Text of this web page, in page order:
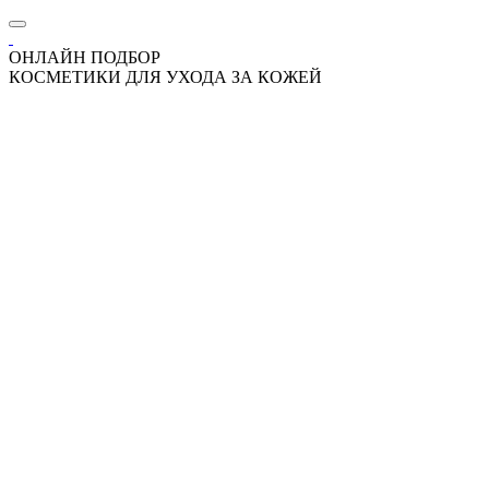
ОНЛАЙН ПОДБОР
КОСМЕТИКИ ДЛЯ УХОДА ЗА КОЖЕЙ